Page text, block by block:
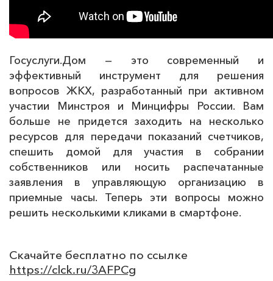
Госуслуги.Дом — это современный и
эффективный инструмент для решения
вопросов ЖКХ, разработанный при активном
участии Минстроя и Минцифры России. Вам
больше не придется заходить на несколько
ресурсов для передачи показаний счетчиков,
спешить домой для участия в собрании
собственников или носить распечатанные
заявления в управляющую организацию в
приемные часы. Теперь эти вопросы можно
решить несколькими кликами в смартфоне.
Скачайте бесплатно по ссылке
https://clck.ru/3AFPCg